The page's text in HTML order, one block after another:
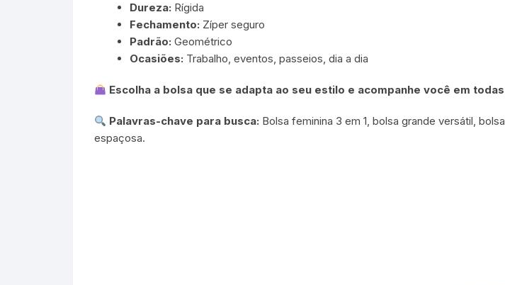
Dureza: Rígida
Fechamento: Zíper seguro
Padrão: Geométrico
Ocasiões: Trabalho, eventos, passeios, dia a dia
Escolha a bolsa que se adapta ao seu estilo e acompanhe você em
Palavras-chave para busca: Bolsa feminina 3 em 1, bolsa grande versátil,
espaçosa.